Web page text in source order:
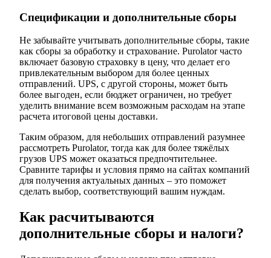
Спецификации и дополнительные сборы
Не забывайте учитывать дополнительные сборы, такие
как сборы за обработку и страхование. Purolator часто
включает базовую страховку в цену, что делает его
привлекательным выбором для более ценных
отправлений. UPS, с другой стороны, может быть
более выгоден, если бюджет ограничен, но требует
уделить внимание всем возможным расходам на этапе
расчета итоговой цены доставки.
Таким образом, для небольших отправлений разумнее
рассмотреть Purolator, тогда как для более тяжёлых
грузов UPS может оказаться предпочтительнее.
Сравните тарифы и условия прямо на сайтах компаний
для получения актуальных данных – это поможет
сделать выбор, соответствующий вашим нуждам.
Как расчитываются
дополнительные сборы и налоги?